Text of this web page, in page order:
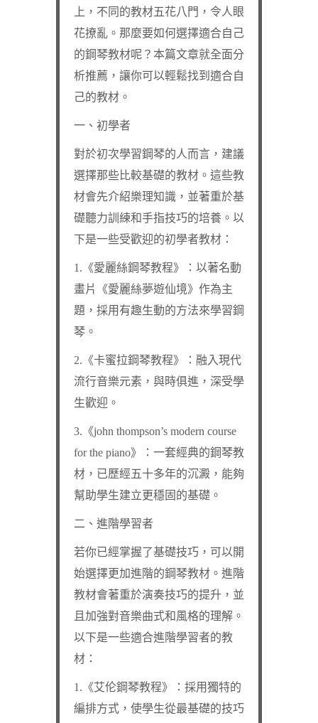
上，不同的教材五花八門，令人眼
花撩亂。那麼要如何選擇適合自己
的鋼琴教材呢？本篇文章就全面分
析推薦，讓你可以輕鬆找到適合自
己的教材。
一、初學者
對於初次學習鋼琴的人而言，建議
選擇那些比較基礎的教材。這些教
材會先介紹樂理知識，並著重於基
礎聽力訓練和手指技巧的培養。以
下是一些受歡迎的初學者教材：
1.《愛麗絲鋼琴教程》：以著名動
畫片《愛麗絲夢遊仙境》作為主
題，採用有趣生動的方法來學習鋼
琴。
2.《卡蜜拉鋼琴教程》：融入現代
流行音樂元素，與時俱進，深受學
生歡迎。
3.《john thompson’s modern course
for the piano》：一套經典的鋼琴教
材，已歷經五十多年的沉澱，能夠
幫助學生建立更穩固的基礎。
二、進階學習者
若你已經掌握了基礎技巧，可以開
始選擇更加進階的鋼琴教材。進階
教材會著重於演奏技巧的提升，並
且加強對音樂曲式和風格的理解。
以下是一些適合進階學習者的教
材：
1.《艾伦鋼琴教程》：採用獨特的
編排方式，使學生從最基礎的技巧